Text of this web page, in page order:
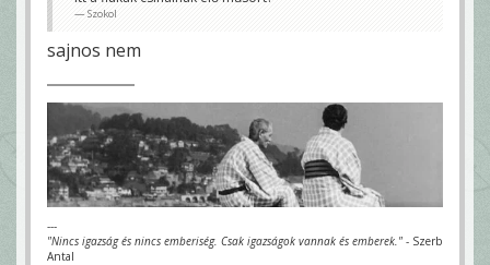
Szokol
sajnos nem
---
"Nincs igazság és nincs emberiség. Csak igazságok vannak és emberek." - Szerb
Antal